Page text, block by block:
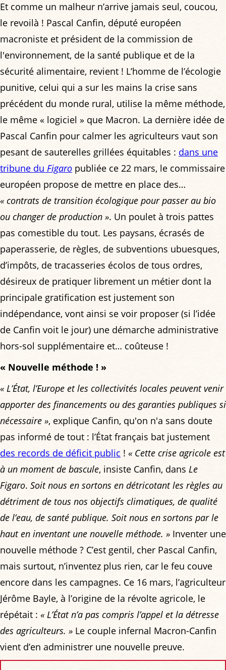
Et comme un malheur n’arrive jamais seul, coucou,
le revoilà ! Pascal Canfin, député européen
macroniste et président de la commission de
l'environnement, de la santé publique et de la
sécurité alimentaire, revient ! L’homme de l’écologie
punitive, celui qui a sur les mains la crise sans
précédent du monde rural, utilise la même méthode,
le même « logiciel » que Macron. La dernière idée de
Pascal Canfin pour calmer les agriculteurs vaut son
pesant de sauterelles grillées équitables : dans une
tribune du Figaro publiée ce 22 mars, le commissaire
européen propose de mettre en place des…
« contrats de transition écologique pour passer au bio
ou changer de production ». Un poulet à trois pattes
pas comestible du tout. Les paysans, écrasés de
paperasserie, de règles, de subventions ubuesques,
d’impôts, de tracasseries écolos de tous ordres,
désireux de pratiquer librement un métier dont la
principale gratification est justement son
indépendance, vont ainsi se voir proposer (si l’idée
de Canfin voit le jour) une démarche administrative
hors-sol supplémentaire et… coûteuse !
« Nouvelle méthode ! »
« L’État, l’Europe et les collectivités locales peuvent venir
apporter des financements ou des garanties publiques si
nécessaire », explique Canfin, qu'on n'a sans doute
pas informé de tout : l’État français bat justement
des records de déficit public ! « Cette crise agricole est
à un moment de bascule, insiste Canfin, dans Le
Figaro. Soit nous en sortons en détricotant les règles au
détriment de tous nos objectifs climatiques, de qualité
de l’eau, de santé publique. Soit nous en sortons par le
haut en inventant une nouvelle méthode. » Inventer une
nouvelle méthode ? C’est gentil, cher Pascal Canfin,
mais surtout, n’inventez plus rien, car le feu couve
encore dans les campagnes. Ce 16 mars, l’agriculteur
Jérôme Bayle, à l’origine de la révolte agricole, le
répétait : « L’État n’a pas compris l’appel et la détresse
des agriculteurs. » Le couple infernal Macron-Canfin
vient d’en administrer une nouvelle preuve.